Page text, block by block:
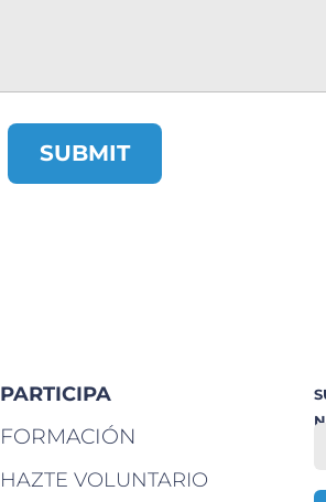
PARTICIPA
FORMACIÓN
HAZTE VOLUNTARIO